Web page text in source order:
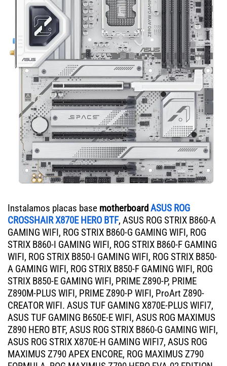
Instalamos placas base motherboardASUS ROG
CROSSHAIR X870E HERO BTF, ASUS ROG STRIX B860-A
GAMING WIFI, ROG STRIX B860-G GAMING WIFI, ROG
STRIX B860-I GAMING WIFI, ROG STRIX B860-F GAMING
WIFI, ROG STRIX B850-I GAMING WIFI, ROG STRIX B850-
A GAMING WIFI, ROG STRIX B850-F GAMING WIFI, ROG
STRIX B850-E GAMING WIFI, PRIME Z890-P, PRIME
Z890M-PLUS WIFI, PRIME Z890-P WIFI, ProArt Z890-
CREATOR WIFI. ASUS TUF GAMING X870E-PLUS WIFI7,
ASUS TUF GAMING B650E-E WIFI, ASUS ROG MAXIMUS
Z890 HERO BTF, ASUS ROG STRIX B860-G GAMING WIFI,
ASUS ROG STRIX X870E-H GAMING WIFI7, ASUS ROG
MAXIMUS Z790 APEX ENCORE, ROG MAXIMUS Z790